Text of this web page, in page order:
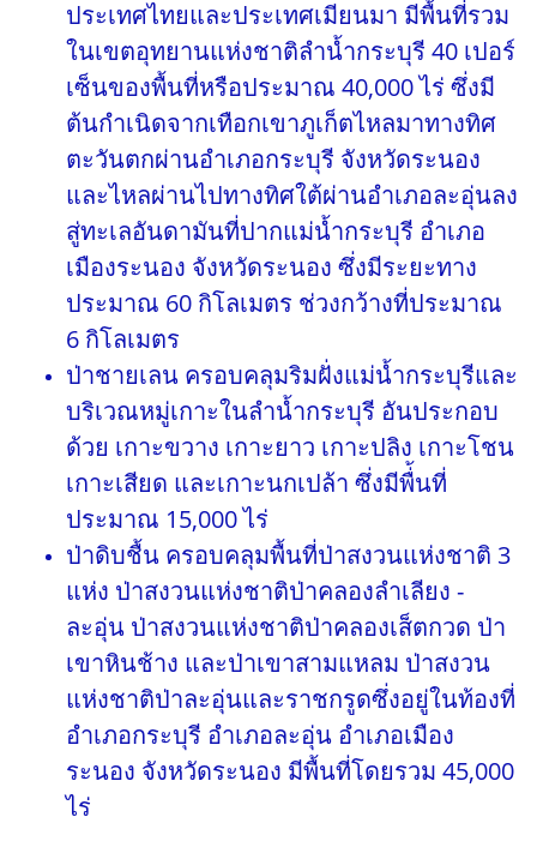
ประเทศไทยและประเทศเมียนมา มีพื้นที่รวม
ในเขตอุทยานแห่งชาติลำน้ำกระบุรี 40 เปอร์
เซ็นของพื้นที่หรือประมาณ 40,000 ไร่ ซึ่งมี
ต้นกำเนิดจากเทือกเขาภูเก็ตไหลมาทางทิศ
ตะวันตกผ่านอำเภอกระบุรี จังหวัดระนอง
และไหลผ่านไปทางทิศใต้ผ่านอำเภอละอุ่นลง
สู่ทะเลอันดามันที่ปากแม่น้ำกระบุรี อำเภอ
เมืองระนอง จังหวัดระนอง ซึ่งมีระยะทาง
ประมาณ 60 กิโลเมตร ช่วงกว้างที่ประมาณ
6 กิโลเมตร
ป่าชายเลน ครอบคลุมริมฝั่งแม่น้ำกระบุรีและ
บริเวณหมู่เกาะในลำน้ำกระบุรี อันประกอบ
ด้วย เกาะขวาง เกาะยาว เกาะปลิง เกาะโชน
เกาะเสียด และเกาะนกเปล้า ซึ่งมีพื่้นที่
ประมาณ 15,000 ไร่
ป่าดิบชื้น ครอบคลุมพื้นที่ป่าสงวนแห่งชาติ 3
แห่ง ป่าสงวนแห่งชาติป่าคลองลำเลียง -
ละอุ่น ป่าสงวนแห่งชาติป่าคลองเส็ตกวด ป่า
เขาหินช้าง และป่าเขาสามแหลม ป่าสงวน
แห่งชาติป่าละอุ่นและราชกรูดซึ่งอยู่ในท้องที่
อำเภอกระบุรี อำเภอละอุ่น อำเภอเมือง
ระนอง จังหวัดระนอง มีพื้นที่โดยรวม 45,000
ไร่